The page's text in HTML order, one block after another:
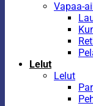
Vapaa-
Lelut
Lelut